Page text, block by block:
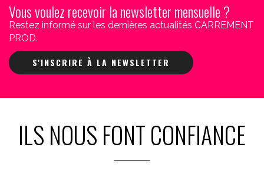
Vous voulez recevoir la newsletter mensuelle ?
Restez informé sur les dernières actualités CARREMENT
PROD.
S'INSCRIRE À LA NEWSLETTER
ILS NOUS FONT CONFIANCE